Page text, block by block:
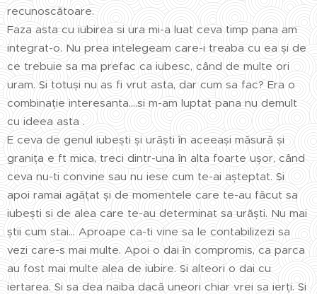
recunoscătoare.
Faza asta cu iubirea si ura mi-a luat ceva timp pana am
integrat-o. Nu prea intelegeam care-i treaba cu ea și de
ce trebuie sa ma prefac ca iubesc, când de multe ori
uram. Și totuși nu as fi vrut asta, dar cum sa fac? Era o
combinație interesanta....si m-am luptat pana nu demult
cu ideea asta .
E ceva de genul iubești și urăști în aceeași măsură și
granița e ft mica, treci dintr-una în alta foarte ușor, când
ceva nu-ti convine sau nu iese cum te-ai așteptat. Și
apoi ramai agățat și de momentele care te-au făcut sa
iubești si de alea care te-au determinat sa urăști. Nu mai
știi cum stai... Aproape ca-ti vine sa le contabilizezi sa
vezi care-s mai multe. Apoi o dai în compromis, ca parca
au fost mai multe alea de iubire. Și alteori o dai cu
iertarea. Si sa dea naiba dacă uneori chiar vrei sa ierți. Și